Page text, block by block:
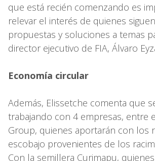
que está recién comenzando es
relevar el interés de quienes
propuestas y soluciones a temas
director ejecutivo de FIA, Álvaro
Economía circular
Además, Elissetche comenta que
trabajando con 4 empresas, entre
Group, quienes aportarán con los
escobajo provenientes de los
Con la semillera Curimapu,